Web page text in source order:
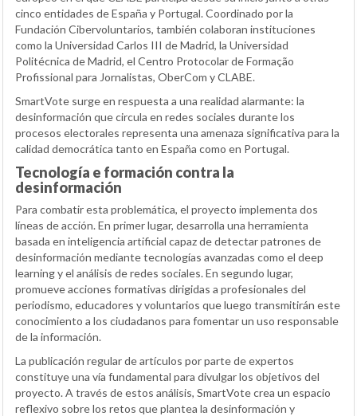
cinco entidades de España y Portugal. Coordinado por la
Fundación Cibervoluntarios, también colaboran instituciones
como la Universidad Carlos III de Madrid, la Universidad
Politécnica de Madrid, el Centro Protocolar de Formação
Profissional para Jornalistas, OberCom y CLABE.
SmartVote surge en respuesta a una realidad alarmante: la
desinformación que circula en redes sociales durante los
procesos electorales representa una amenaza significativa para la
calidad democrática tanto en España como en Portugal.
Tecnología e formación contra la
desinformación
Para combatir esta problemática, el proyecto implementa dos
líneas de acción. En primer lugar, desarrolla una herramienta
basada en inteligencia artificial capaz de detectar patrones de
desinformación mediante tecnologías avanzadas como el deep
learning y el análisis de redes sociales. En segundo lugar,
promueve acciones formativas dirigidas a profesionales del
periodismo, educadores y voluntarios que luego transmitirán este
conocimiento a los ciudadanos para fomentar un uso responsable
de la información.
La publicación regular de artículos por parte de expertos
constituye una vía fundamental para divulgar los objetivos del
proyecto. A través de estos análisis, SmartVote crea un espacio
reflexivo sobre los retos que plantea la desinformación y